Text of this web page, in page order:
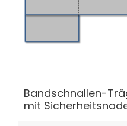
Bandschnallen-
mit